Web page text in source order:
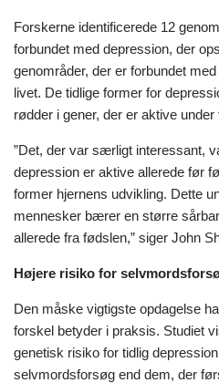
Forskerne identificerede 12
forbundet med depression, der
genområder, der er forbundet
livet. De tidlige former for
rødder i gener, der er aktive
”Det, der var særligt interessant,
depression er aktive allerede før
former hjernens udvikling. Dette
mennesker bærer en større
allerede fra fødslen,” siger John
Højere risiko for
Den måske vigtigste opdagelse
forskel betyder i praksis. Studiet
genetisk risiko for tidlig
selvmordsforsøg end dem, der